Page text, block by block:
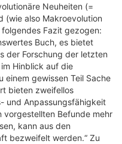
Neuheiten (=
(wie also Makroevolution
Fazit gezogen:
Buch, es bietet
der Forschung der letzten
Hinblick auf die
gewissen Teil Sache
bieten zweifellos
und Anpassungsfähigkeit
vorgestellten Befunde mehr
kann aus den
bezweifelt werden.“ Zu